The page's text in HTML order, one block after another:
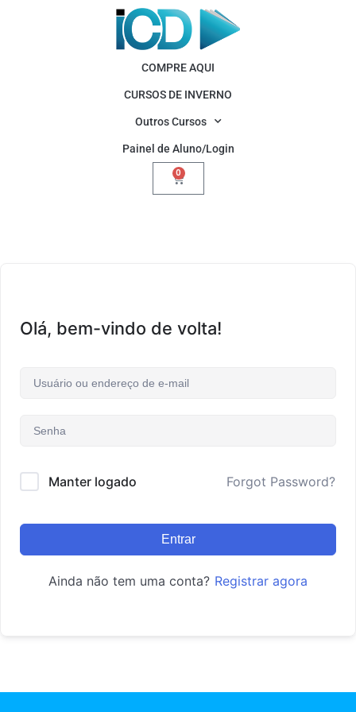
COMPRE AQUI
CURSOS DE INVERNO
Outros Cursos
Painel de Aluno/Login
0
Olá, bem-vindo de volta!
Manter logado Forgot Password?
Entrar
Ainda não tem uma conta? Registrar agora